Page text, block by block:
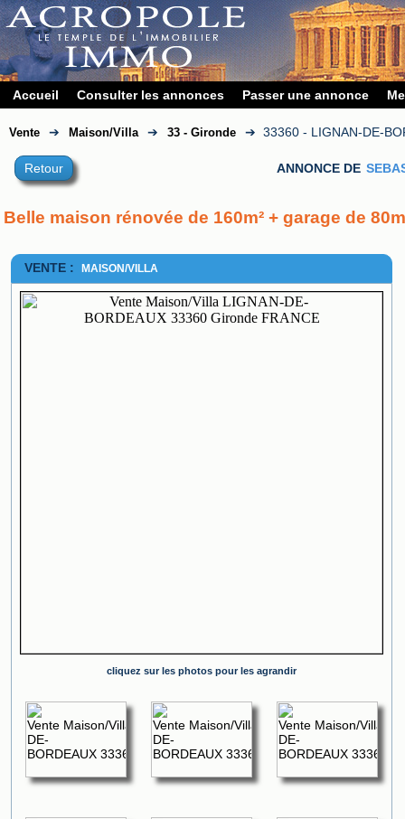
Accueil Consulter les annonces Passer une annonce
Vente ➔ Maison/Villa ➔ 33 - Gironde ➔ 33360 - LIGNAN-DE-
Retour ANNONCE DE
Belle maison rénovée de 160m² + garage de
VENTE : MAISON/VILLA
cliquez sur les photos pour les agrandir